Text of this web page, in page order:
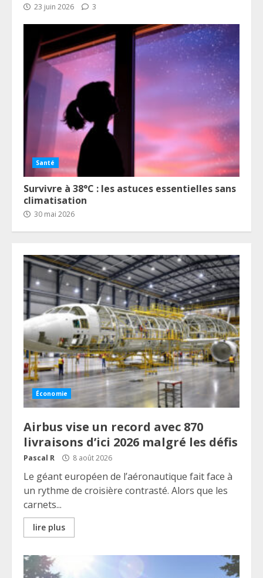
23 juin 2026 3
Santé
Survivre à 38°C : les astuces essentielles sans
climatisation
30 mai 2026
Économie
Airbus vise un record avec 870
livraisons d’ici 2026 malgré les défis
Pascal R 8 août 2026
Le géant européen de l’aéronautique fait face à
un rythme de croisière contrasté. Alors que les
carnets...
lire plus